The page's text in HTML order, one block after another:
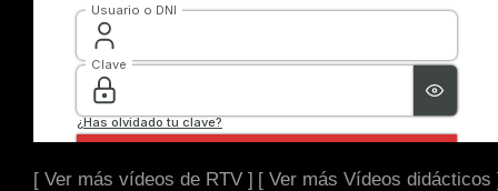
[ Ver más vídeos de RTV ] [ Ver más Vídeos didácticos